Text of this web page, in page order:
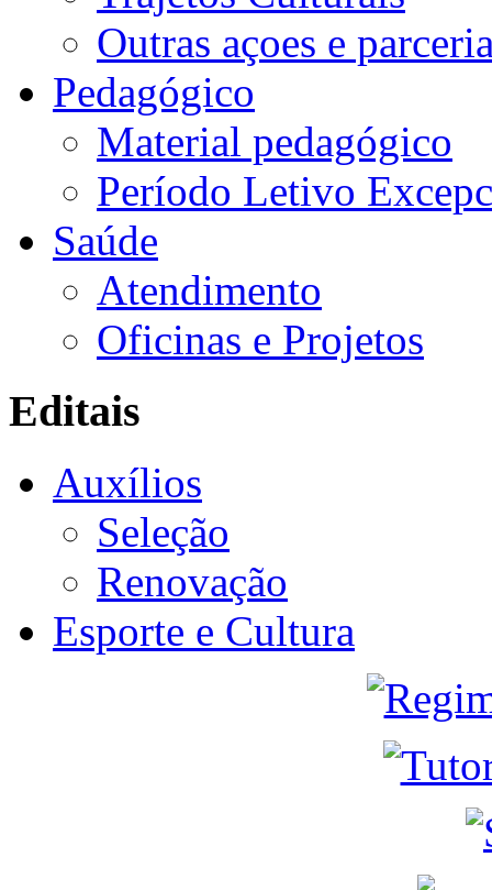
Outras açoes e
Pedagógico
Material pedagógico
Período Letivo
Saúde
Atendimento
Oficinas e Projetos
Editais
Auxílios
Seleção
Renovação
Esporte e Cultura